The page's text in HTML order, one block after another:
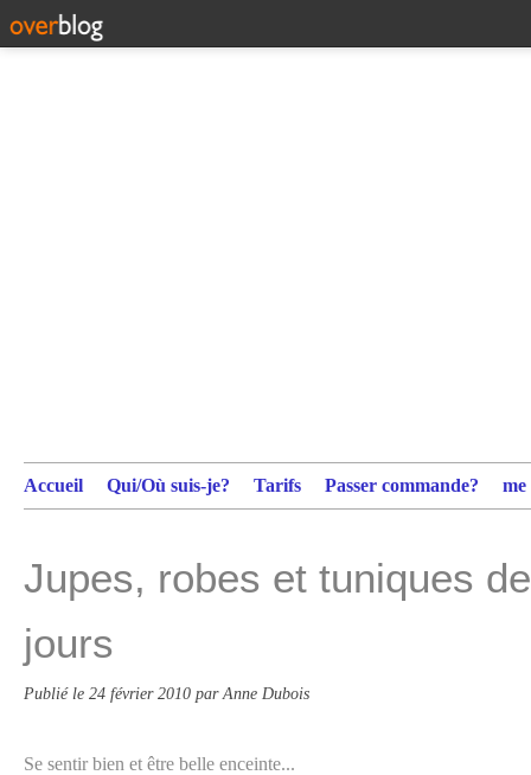
Accueil Qui/Où suis-je? Tarifs Passer commande?
Jupes, robes et tuniques
jours
Publié le 24 février 2010 par Anne Dubois
Se sentir bien et être belle enceinte...